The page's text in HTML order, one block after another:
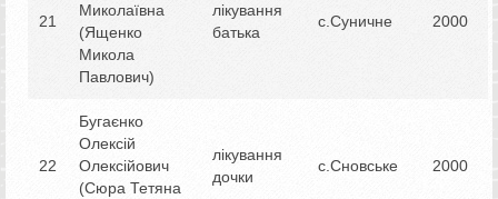
21
Миколаївна
(Ященко
Микола
Павлович)
лікування
батька
с.Суничне 2000
22
Бугаєнко
Олексій
Олексійович
(Сюра Тетяна
лікування
дочки
с.Сновське 2000